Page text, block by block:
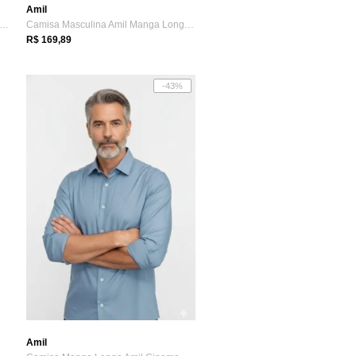
Camisa Social Amil Lavender Slim Algodão...
Amil
Camisa Masculina Amil Manga Longa Lavend...
R$ 169,89
-43%
Amil